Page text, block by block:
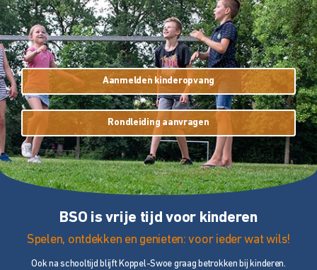
Aanmelden kinderopvang
Rondleiding aanvragen
BSO is vrije tijd voor kinderen
Spelen, ontdekken en genieten: voor ieder wat wils!
Ook na schooltijd blijft Koppel-Swoe graag betrokken bij kinderen.